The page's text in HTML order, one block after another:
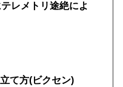
レメトリ途絶によ
て方(ビクセン)